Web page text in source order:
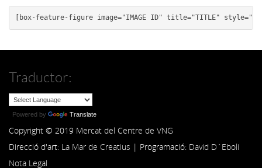
Traductor:
Powered by Translate
Copyright © 2019 Mercat del Centre de VNG
Direcció d'art: La Mar de Creatius | Programació: David D´Eboli
Nota Legal